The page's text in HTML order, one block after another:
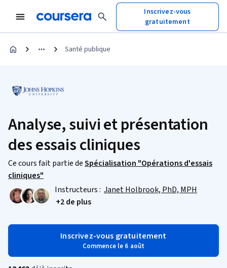
Inscrivez-vous
gratuitement
Santé publique
Analyse, suivi et présentation
des essais cliniques
Ce cours fait partie deSpécialisation "Opérations d'essais
cliniques"
Instructeurs : Janet Holbrook, PhD, MPH
+2 de plus
Inscrivez-vous gratuitement
Commence le 6 août